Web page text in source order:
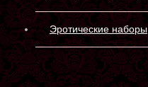
Эротические наборы